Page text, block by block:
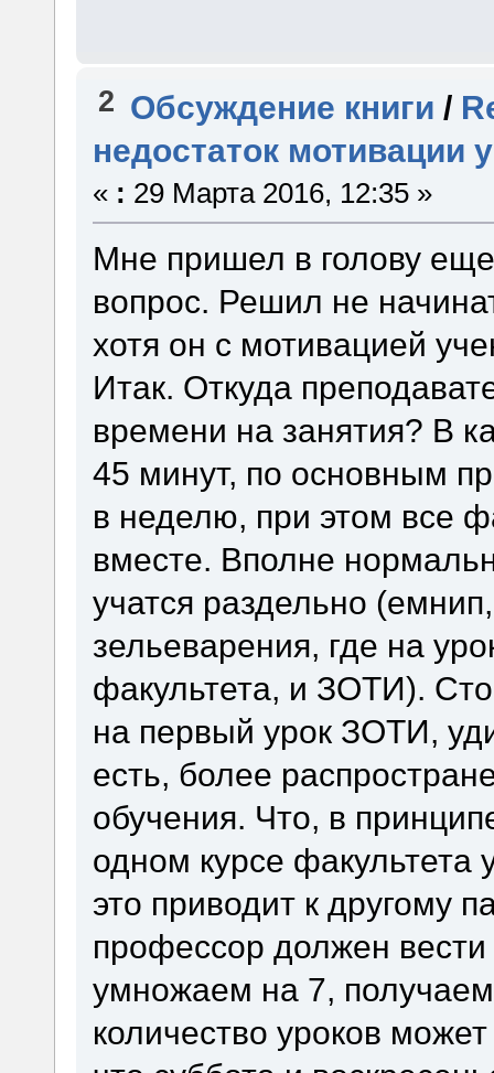
2 Обсуждение книги /
недостаток мотивации
« : 29 Марта 2016, 12:35 »
Мне пришел в голову
вопрос. Решил не
хотя он с мотивацией
Итак. Откуда
времени на занятия? В
45 минут, по основным
в неделю, при этом все
вместе. Вполне
учатся раздельно
зельеварения, где на
факультета, и ЗОТИ).
на первый урок ЗОТИ,
есть, более
обучения. Что, в
одном курсе факультета
это приводит к другому
профессор должен
умножаем на 7,
количество уроков